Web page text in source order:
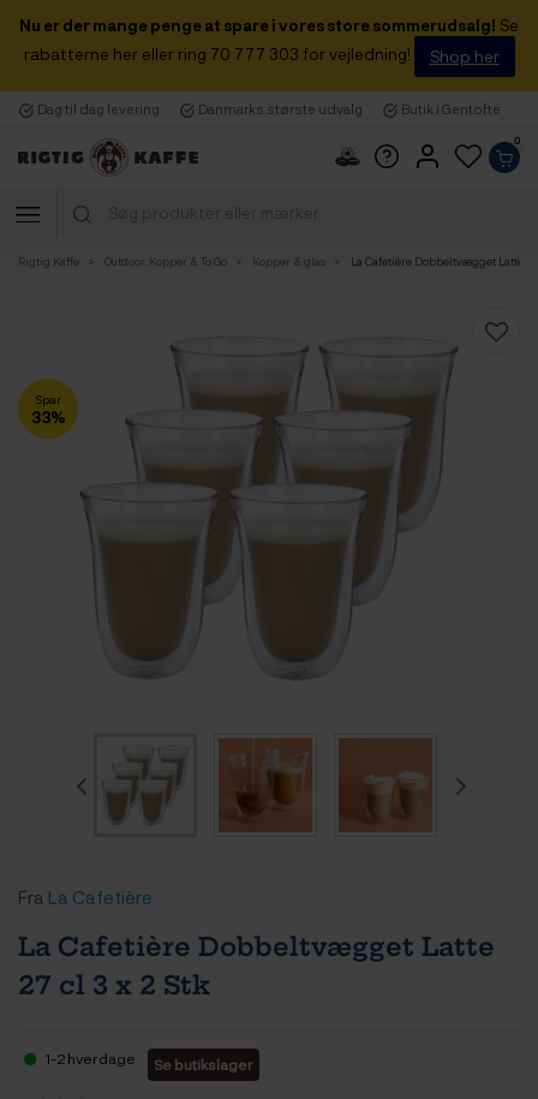
Nu er der mange penge at spare i vores store sommerudsalg! Se
rabatterne her eller ring 70 777 303 for vejledning!
Shop her
Dag til dag levering Danmarks største udvalg Butik i Gentofte
0
Rigtig Kaffe Outdoor, Kopper & To Go Kopper & glas La Cafetière Dobbeltvægget Latte 27
Spar
33%
Fra La Cafetière
La Cafetière Dobbeltvægget Latte
27 cl 3 x 2 Stk
1-2 hverdage Se butikslager